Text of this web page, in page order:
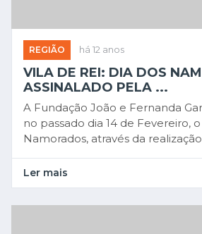
REGIÃO há 12 anos
VILA DE REI: DIA DOS
ASSINALADO PELA ...
A Fundação João e Fernanda
no passado dia 14 de Fevereiro,
Namorados, através da
Ler mais